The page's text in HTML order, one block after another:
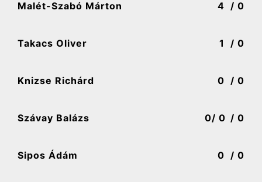
Malét-Szabó Márton 4 / 0
Takacs Oliver 1 / 0
Knizse Richárd 0 / 0
Szávay Balázs 0/ 0 / 0
Sipos Ádám 0 / 0